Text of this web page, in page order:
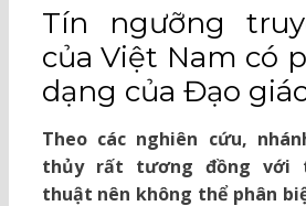
ON
Tín ngưỡng
của Việt Nam có
dạng của Đạo
Theo các nghiên cứu,
thủy rất tương đồng với
thuật nên không thể phân